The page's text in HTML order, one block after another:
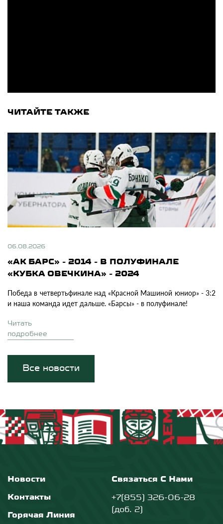
ЧИТАЙТЕ ТАКЖЕ
06.08.2026
«АК БАРС» - 2014 - В ПОЛУФИНАЛЕ
«КУБКА ОВЕЧКИНА» - 2024
Победа в четвертьфинале над «Красной Машиной юниор» - 3:2
и наша команда идет дальше. «Барсы» - в полуфинале!
Читать
подробнее
Все новости
Новости
Контакты
Горячая Линия
Связаться С Нами
+7(855) 326-06-28
(доб. 2)